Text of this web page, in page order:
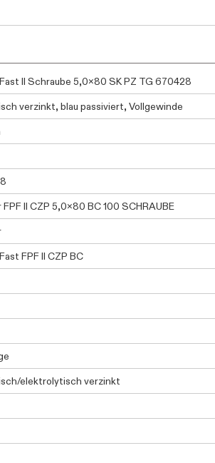
II Schraube 5,0x80 SK PZ TG 670428
verzinkt, blau passiviert, Vollgewinde
II CZP 5,0x80 BC 100 SCHRAUBE
FPF II CZP BC
elektrolytisch verzinkt